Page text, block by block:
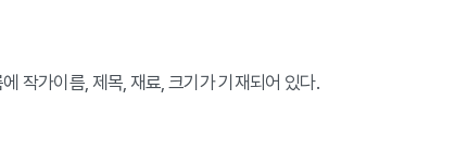
작가이름, 제목, 재료, 크기가 기재되어 있다.